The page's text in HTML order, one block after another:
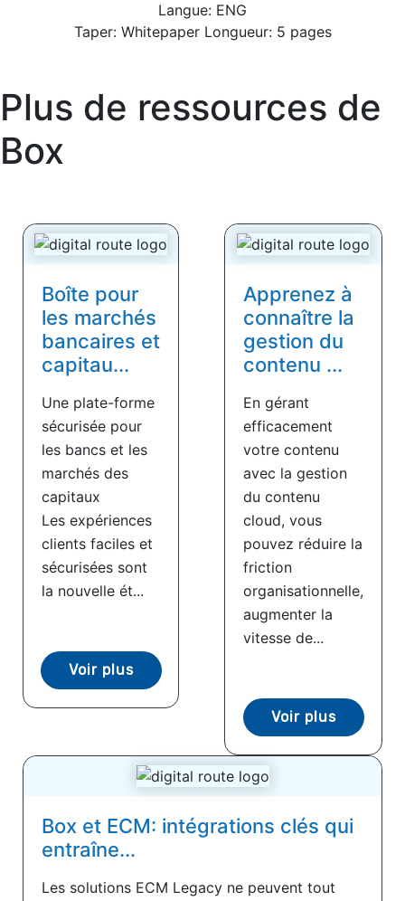
Langue: ENG
Taper: Whitepaper Longueur: 5 pages
Plus de ressources de
Box
Boîte pour
les marchés
bancaires et
capitau...
Une plate-forme
sécurisée pour
les bancs et les
marchés des
capitaux
Les expériences
clients faciles et
sécurisées sont
la nouvelle ét...
Voir plus
Apprenez à
connaître la
gestion du
contenu ...
En gérant
efficacement
votre contenu
avec la gestion
du contenu
cloud, vous
pouvez réduire la
friction
organisationnelle,
augmenter la
vitesse de...
Voir plus
Box et ECM: intégrations clés qui
entraîne...
Les solutions ECM Legacy ne peuvent tout